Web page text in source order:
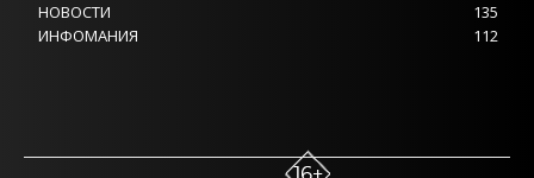
НОВОСТИ
135
ИНФОМАНИЯ
112